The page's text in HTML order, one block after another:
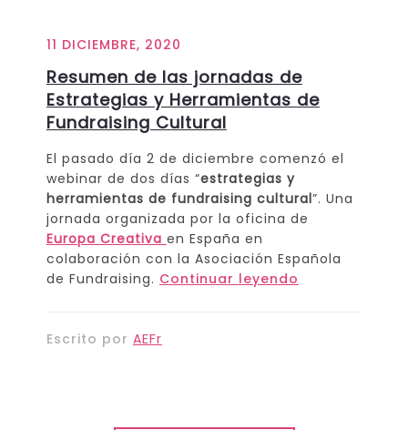
11 DICIEMBRE, 2020
Resumen de las jornadas de
Estrategias y Herramientas de
Fundraising Cultural
El pasado día 2 de diciembre comenzó el
webinar de dos días “estrategias y
herramientas de fundraising cultural”. Una
jornada organizada por la oficina de
Europa Creativa en España en
colaboración con la Asociación Española
de Fundraising. Continuar leyendo
Escrito por AEFr